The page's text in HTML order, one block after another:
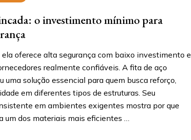
o investimento mínimo para
oferece alta segurança com baixo investimento e
realmente confiáveis. A fita de aço
uma solução essencial para quem busca reforço,
em diferentes tipos de estruturas. Seu
em ambientes exigentes mostra por que
um dos materiais mais eficientes …